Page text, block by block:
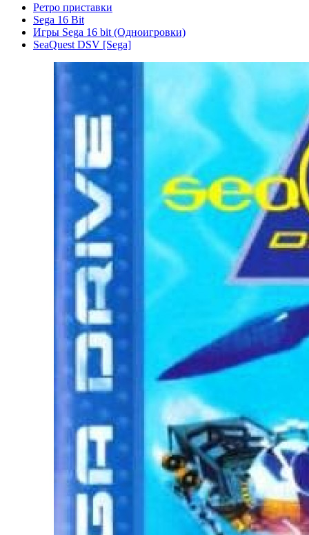
Ретро приставки
Sega 16 Bit
Игры Sega 16 bit (Одноигровки)
SeaQuest DSV [Sega]